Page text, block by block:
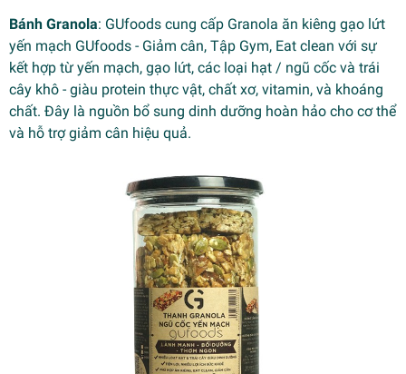
Bánh Granola: GUfoods cung cấp Granola ăn kiêng gạo lứt
yến mạch GUfoods - Giảm cân, Tập Gym, Eat clean với sự
kết hợp từ yến mạch, gạo lứt, các loại hạt / ngũ cốc và trái
cây khô - giàu protein thực vật, chất xơ, vitamin, và khoáng
chất. Đây là nguồn bổ sung dinh dưỡng hoàn hảo cho cơ thể
và hỗ trợ giảm cân hiệu quả.